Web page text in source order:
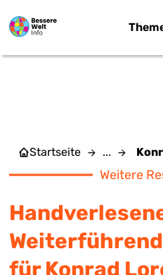
Startseite ...
Weitere
für Konrad